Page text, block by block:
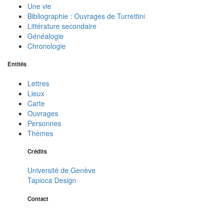
Une vie
Bibliographie : Ouvrages de Turrettini
Littérature secondaire
Généalogie
Chronologie
Entités
Lettres
Lieux
Carte
Ouvrages
Personnes
Thèmes
Crédits
Université de Genève
Tapioca Design
Contact